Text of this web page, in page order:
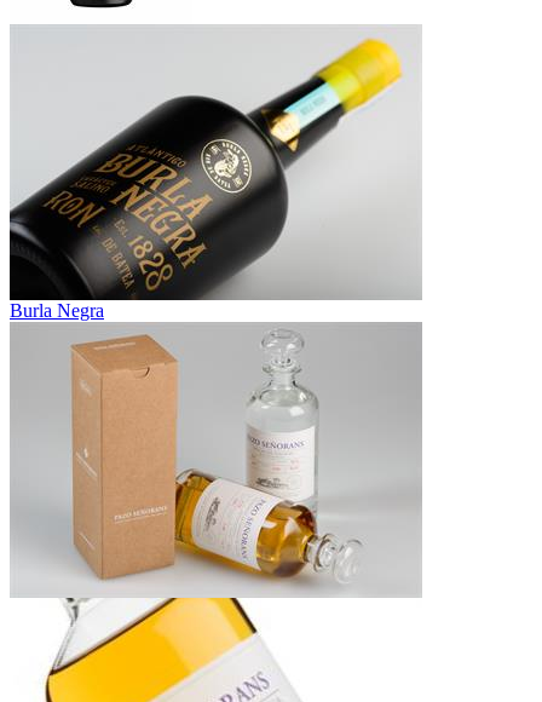
Burla Negra